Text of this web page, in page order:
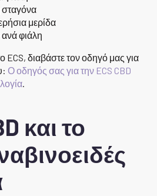
σταγόνα
μερίδα
φιάλη
ECS, διαβάστε τον οδηγό μας για
Ο οδηγός σας για την ECS CBD
.
και το